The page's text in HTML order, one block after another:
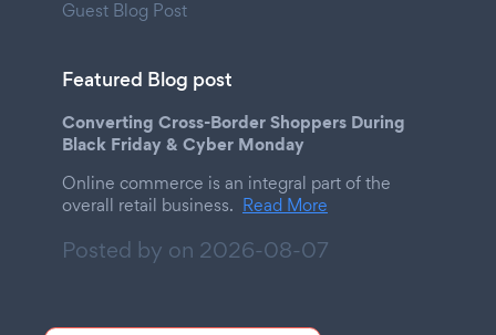
Guest Blog Post
Featured Blog post
Converting Cross-Border Shoppers During
Black Friday & Cyber Monday
Online commerce is an integral part of the
overall retail business. Read More
Posted by on 2026-08-07